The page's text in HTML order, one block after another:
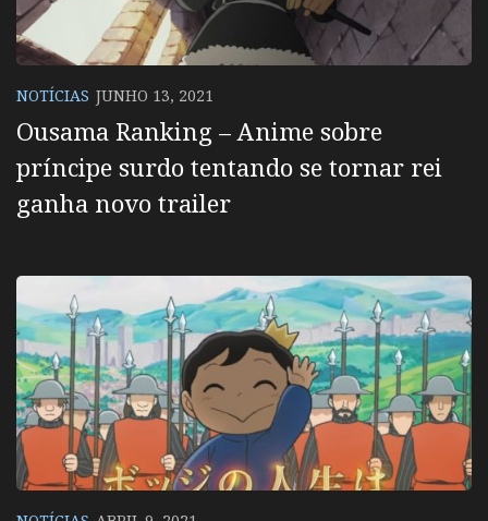
NOTÍCIAS JUNHO 13, 2021
Ousama Ranking – Anime sobre
príncipe surdo tentando se tornar rei
ganha novo trailer